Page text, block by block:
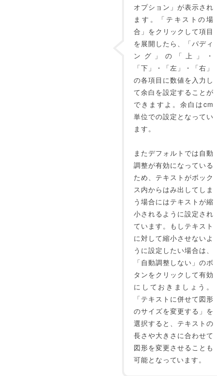
オプション」が表示され
ます。「テキストの場
合」をクリックして項目
を展開したら、「パディ
ング」の「上」・
「下」・「左」・「右」
の各項目に数値を入力し
て余白を設定することが
できますよ。余白はcm
単位での設定となってい
ます。
またデフォルトでは自動
調整が有効になっている
ため、テキストがボック
ス内からはみ出してしま
う場合にはテキストが縮
小されるように設定され
ています。もしテキスト
に対して縮小させないよ
うに設定したい場合は、
「自動調整しない」のボ
タンをクリックして有効
にしておきましょう。
「テキストに併せて図形
のサイズを変更する」を
選択すると、テキストの
長さや大きさに合わせて
図形を変更させることも
可能となっています。